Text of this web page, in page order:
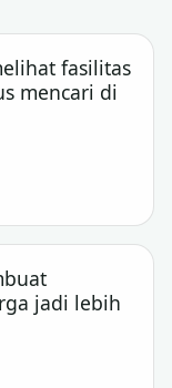
fasilitas
mencari di
jadi lebih